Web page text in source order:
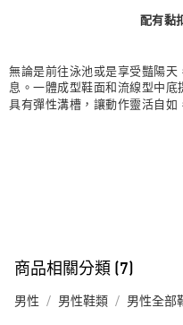
配有黏
無論是前往泳池或是享受豔陽
息。一體成型鞋面和流線型中
具有彈性溝槽，讓動作靈活自如
商品相關分類 (7)
男性 男性鞋類 男性全部